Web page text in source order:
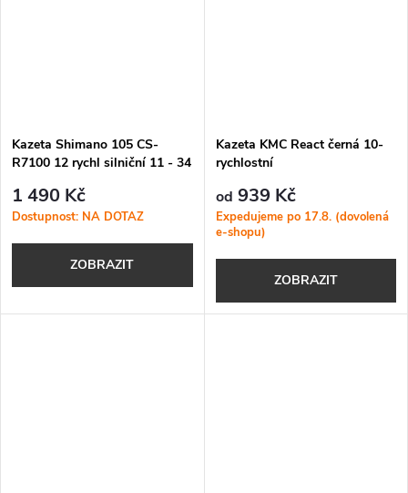
Kazeta Shimano 105 CS-
R7100 12 rychl silniční 11 - 34
1 490 Kč
Dostupnost: NA DOTAZ
ZOBRAZIT
Kazeta KMC React černá 10-
rychlostní
od 939 Kč
Expedujeme po 17.8. (dovolená
e-shopu)
ZOBRAZIT